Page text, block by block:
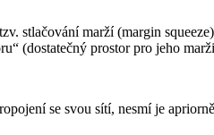
stlačování marží (margin
(dostatečný prostor pro jeho
se svou sítí, nesmí je